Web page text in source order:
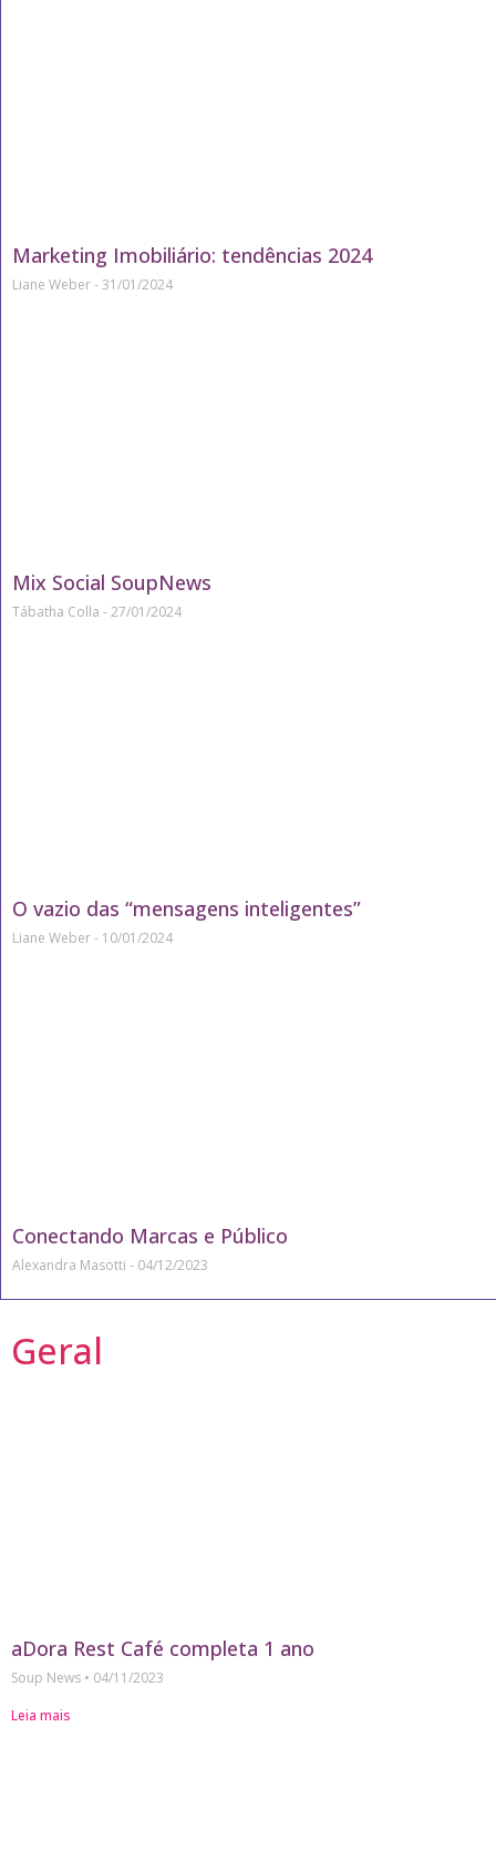
Marketing Imobiliário: tendências 2024
Liane Weber 31/01/2024
Mix Social SoupNews
Tábatha Colla 27/01/2024
O vazio das “mensagens inteligentes”
Liane Weber 10/01/2024
Conectando Marcas e Público
Alexandra Masotti 04/12/2023
Geral
aDora Rest Café completa 1 ano
Soup News
04/11/2023
Leia mais